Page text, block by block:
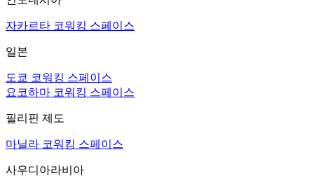
자카르타 코워킹 스페이스
일본
도쿄 코워킹 스페이스
요코하마 코워킹 스페이스
필리핀 제도
마닐라 코워킹 스페이스
사우디아라비아